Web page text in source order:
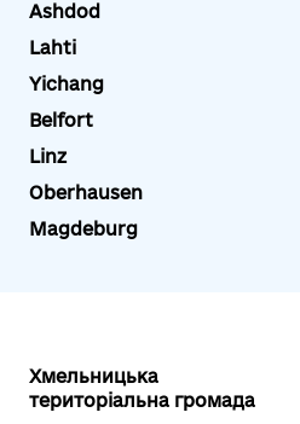
Ashdod
Lahti
Yichang
Belfort
Linz
Oberhausen
Magdeburg
Хмельницька
територіальна громада